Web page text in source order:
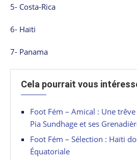
5- Costa-Rica
6- Haïti
7- Panama
Cela pourrait vous
Foot Fém – Amical : Une
Pia Sundhage et ses
Foot Fém – Sélection : Haïti
Équatoriale